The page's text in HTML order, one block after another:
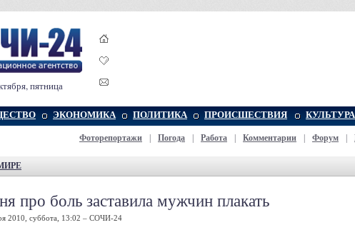
пятница
ЭКОНОМИКА ПОЛИТИКА ПРОИСШЕСТВИЯ КУЛЬТУРА
Фоторепортажи Погода Работа Комментарии Форум
про боль заставила мужчин плакать
2010, суббота, 13:02 – СОЧИ-24